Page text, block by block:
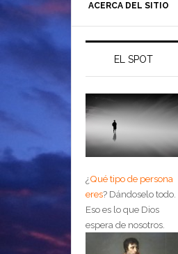
ACERCA DEL SITIO
EL SPOT
¿Qué tipo de persona
eres? Dándoselo todo.
Eso es lo que Dios
espera de nosotros.